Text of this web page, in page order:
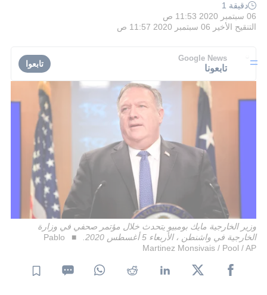
دقيقة 1
06 سبتمبر 2020 11:53 ص
التنقيح الأخير 06 سبتمبر 2020 11:57 ص
Google News
تابعونا تابعوا
وزير الخارجية مايك بومبيو يتحدث خلال مؤتمر صحفي في وزارة
الخارجية في واشنطن ، الأربعاء 5 أغسطس 2020.
Pablo
Martinez Monsivais / Pool / AP